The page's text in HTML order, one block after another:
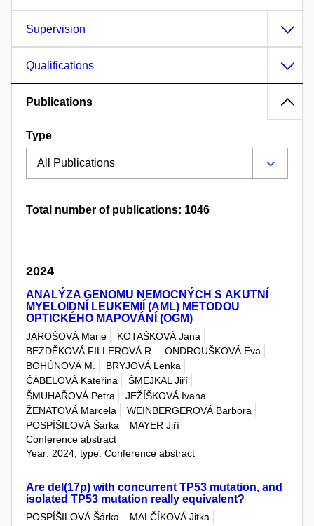
Supervision
Qualifications
Publications
Type
Total number of publications: 1046
2024
ANALÝZA GENOMU NEMOCNÝCH S AKUTNÍ
MYELOIDNÍ LEUKEMIÍ (AML) METODOU
OPTICKÉHO MAPOVÁNÍ (OGM)
JAROŠOVÁ Marie
KOTAŠKOVÁ Jana
BEZDĚKOVÁ FILLEROVÁ R.
ONDROUŠKOVÁ Eva
BOHÚNOVÁ M.
BRYJOVÁ Lenka
ČÁBELOVÁ Kateřina
ŠMEJKAL Jiří
ŠMUHAŘOVÁ Petra
JEŽÍŠKOVÁ Ivana
ŽENATOVÁ Marcela
WEINBERGEROVÁ Barbora
POSPÍŠILOVÁ Šárka
MAYER Jiří
Conference abstract
Year: 2024, type: Conference abstract
Are del(17p) with concurrent TP53 mutation, and
isolated TP53 mutation really equivalent?
POSPÍŠILOVÁ Šárka
MALČÍKOVÁ Jitka